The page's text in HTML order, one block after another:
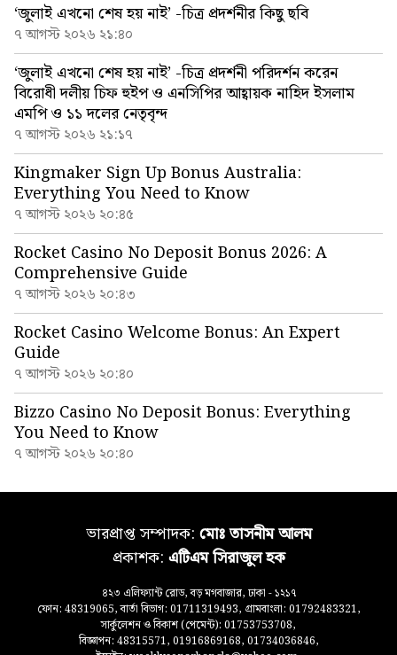
‘জুলাই এখনো শেষ হয় নাই’ -চিত্র প্রদর্শনীর কিছু ছবি
৭ আগস্ট ২০২৬ ২১:৪০
‘জুলাই এখনো শেষ হয় নাই’ -চিত্র প্রদর্শনী পরিদর্শন করেন
বিরোধী দলীয় চিফ হুইপ ও এনসিপির আহ্বায়ক নাহিদ ইসলাম
এমপি ও ১১ দলের নেতৃবৃন্দ
৭ আগস্ট ২০২৬ ২১:১৭
Kingmaker Sign Up Bonus Australia:
Everything You Need to Know
৭ আগস্ট ২০২৬ ২০:৪৫
Rocket Casino No Deposit Bonus 2026: A
Comprehensive Guide
৭ আগস্ট ২০২৬ ২০:৪৩
Rocket Casino Welcome Bonus: An Expert
Guide
৭ আগস্ট ২০২৬ ২০:৪০
Bizzo Casino No Deposit Bonus: Everything
You Need to Know
৭ আগস্ট ২০২৬ ২০:৪০
ভারপ্রাপ্ত সম্পাদক: মোঃ তাসনীম আলম
প্রকাশক: এটিএম সিরাজুল হক
৪২৩ এলিফ্যান্ট রোড, বড় মগবাজার, ঢাকা - ১২১৭
ফোন: 48319065, বার্তা বিভাগ: 01711319493, গ্রামবাংলা: 01792483321,
সার্কুলেশন ও বিকাশ (পেমেন্ট): 01753753708,
বিজ্ঞাপন: 48315571, 01916869168, 01734036846,